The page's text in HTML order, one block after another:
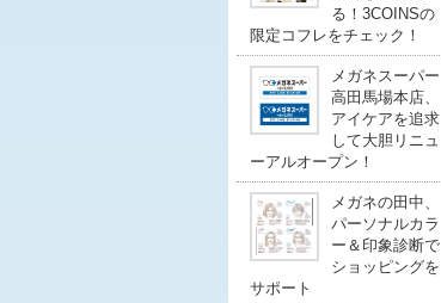
る！3COINSの
限定コフレをチェック！
メガネスーパー
高田馬場本店、
アイケアを追求
して大胆リニュ
ーアルオープン！
メガネの田中、
パーソナルカラ
ー＆印象診断で
ショッピングを
サポート